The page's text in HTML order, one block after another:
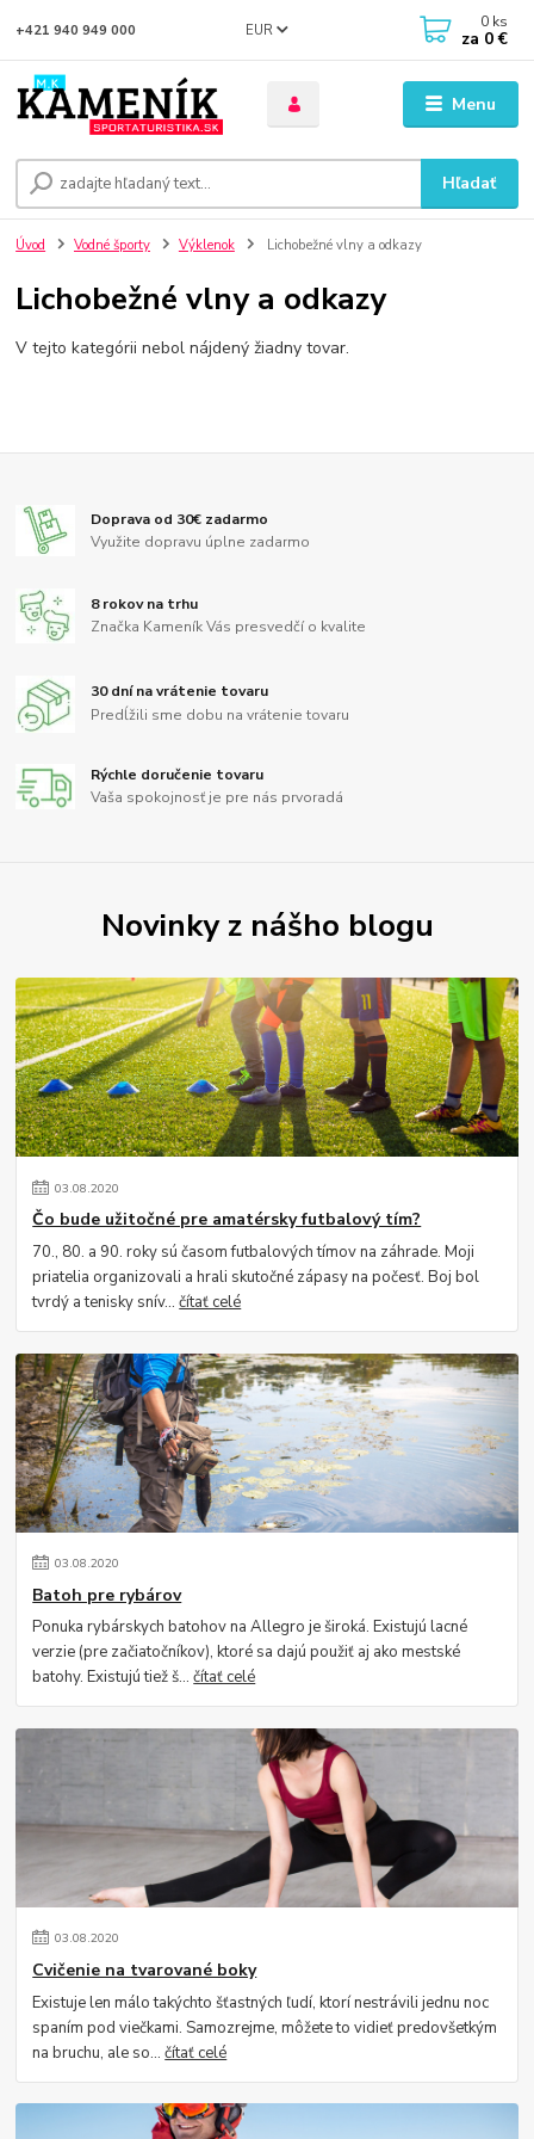
Menu
EUR
Hľadať
+421 940 949 000 0 ks
za 0 €
Úvod Vodné športy Výklenok Lichobežné vlny a odkazy
Lichobežné vlny a odkazy
V tejto kategórii nebol nájdený žiadny tovar.
Doprava od 30€ zadarmo
Využite dopravu úplne zadarmo
8 rokov na trhu
Značka Kameník Vás presvedčí o kvalite
30 dní na vrátenie tovaru
Predĺžili sme dobu na vrátenie tovaru
Rýchle doručenie tovaru
Vaša spokojnosť je pre nás prvoradá
Novinky z nášho blogu
03.08.2020
Čo bude užitočné pre amatérsky futbalový tím?
70., 80. a 90. roky sú časom futbalových tímov na záhrade. Moji
priatelia organizovali a hrali skutočné zápasy na počesť. Boj bol
tvrdý a tenisky snív...čítať celé
03.08.2020
Batoh pre rybárov
Ponuka rybárskych batohov na Allegro je široká. Existujú lacné
verzie (pre začiatočníkov), ktoré sa dajú použiť aj ako mestské
batohy. Existujú tiež š...čítať celé
03.08.2020
Cvičenie na tvarované boky
Existuje len málo takýchto šťastných ľudí, ktorí nestrávili jednu noc
spaním pod viečkami. Samozrejme, môžete to vidieť predovšetkým
na bruchu, ale so...čítať celé